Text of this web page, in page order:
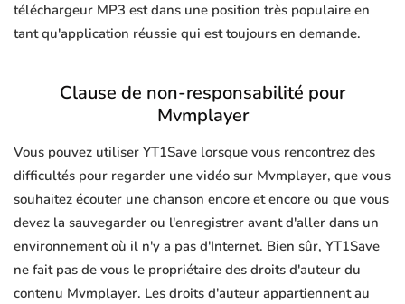
téléchargeur MP3 est dans une position très populaire en
tant qu'application réussie qui est toujours en demande.
Clause de non-responsabilité pour
Mvmplayer
Vous pouvez utiliser YT1Save lorsque vous rencontrez des
difficultés pour regarder une vidéo sur Mvmplayer, que vous
souhaitez écouter une chanson encore et encore ou que vous
devez la sauvegarder ou l'enregistrer avant d'aller dans un
environnement où il n'y a pas d'Internet. Bien sûr, YT1Save
ne fait pas de vous le propriétaire des droits d'auteur du
contenu Mvmplayer. Les droits d'auteur appartiennent au